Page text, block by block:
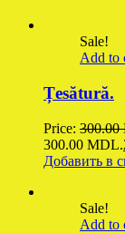
Sale!
Add to
Țesătură.
Price: 300.00
300.00 MDL.
Добавить в
Sale!
Add to